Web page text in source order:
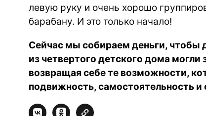
левую руку и очень хорошо
барабану. И это только начало!
Сейчас мы собираем деньги, чтобы
из четвертого детского дома
возвращая себе те возможности,
подвижность, самостоятельность и